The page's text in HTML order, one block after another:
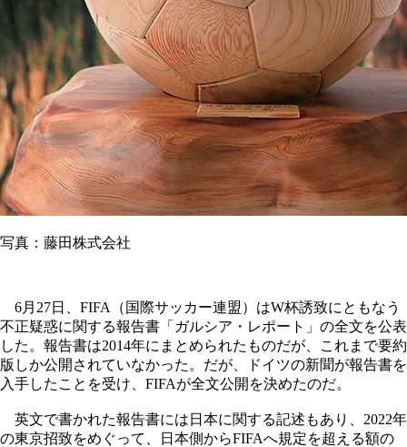
写真：藤田株式会社
6月27日、FIFA（国際サッカー連盟）はW杯誘致にともなう
不正疑惑に関する報告書「ガルシア・レポート」の全文を公表
した。報告書は2014年にまとめられたものだが、これまで要約
版しか公開されていなかった。だが、ドイツの新聞が報告書を
入手したことを受け、FIFAが全文公開を決めたのだ。
英文で書かれた報告書には日本に関する記述もあり、2022年
の東京招致をめぐって、日本側からFIFAへ規定を超える額の